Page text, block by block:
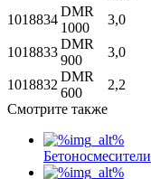
1018834
DMR
1000
3,0
1018833
DMR
900
3,0
1018832
DMR
600
2,2
Смотрите также
Бетоносмесители